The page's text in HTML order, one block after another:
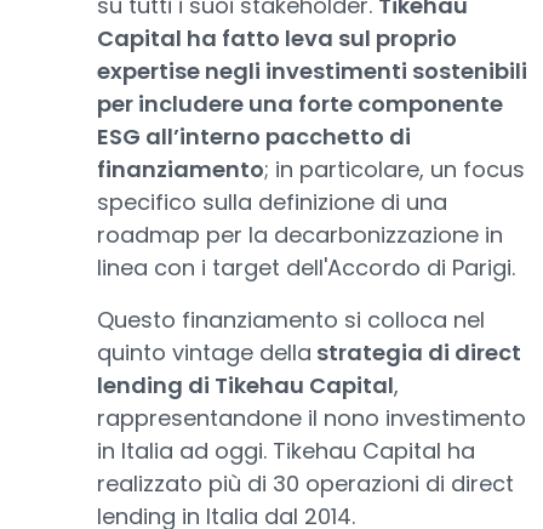
Capital ha fatto leva sul proprio
expertise negli investimenti sostenibili
per includere una forte componente
ESG all’interno pacchetto di
finanziamento; in particolare, un focus
specifico sulla definizione di una
roadmap per la decarbonizzazione in
linea con i target dell'Accordo di Parigi.
Questo finanziamento si colloca nel
quinto vintage della strategia di direct
lending di Tikehau Capital,
rappresentandone il nono investimento
in Italia ad oggi. Tikehau Capital ha
realizzato più di 30 operazioni di direct
lending in Italia dal 2014.